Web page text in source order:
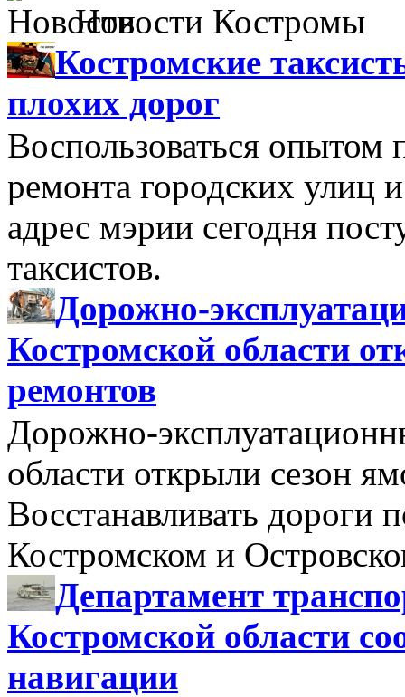
Новости Костромы
Костромские
плохих дорог
Воспользоваться
ремонта городских улиц
адрес мэрии сегодня
таксистов.
Дорожно-
Костромской области
ремонтов
Дорожно-
области открыли сезон
Восстанавливать дороги
Костромском и
Департамент
Костромской области
навигации